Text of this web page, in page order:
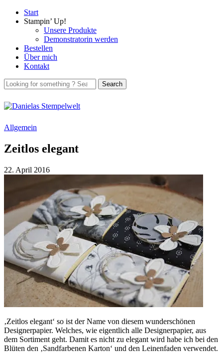
Start
Stampin’ Up!
Unsere Produkte
Demonstratorin werden
Bestellen
Über mich
Kontakt
Allgemein
Zeitlos elegant
22. April 2016
‚Zeitlos elegant‘ so ist der Name von diesem wunderschönen
Designerpapier. Welches, wie eigentlich alle Designerpapier, aus
dem Sortiment geht. Damit es nicht zu elegant wird habe ich bei den
Blüten den ‚Sandfarbenen Karton‘ und den Leinenfaden verwendet.